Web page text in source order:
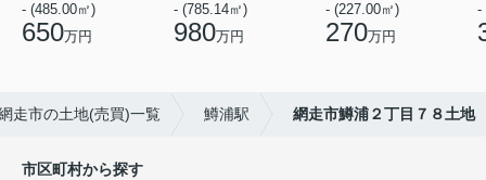
- (485.00㎡)
650万円
- (785.14㎡)
980万円
- (227.00㎡)
270万円
-
走市の土地(売買)一覧 鱒浦駅 網走市鱒浦２丁目７８土地
市区町村から探す